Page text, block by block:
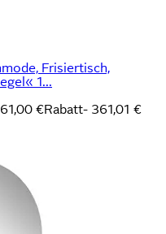
Frisiertisch,
1...
€Rabatt- 361,01 €